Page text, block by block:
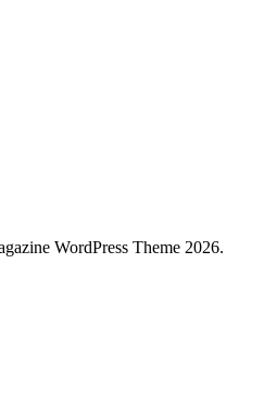
WordPress Theme 2026.